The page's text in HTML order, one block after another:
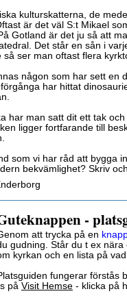
kulturskatterna, de
är det väl S:t Mikael
Gotland är det ju så att
Det står en sån i
så ser man oftast flera
någon som har sett en
har hittat
har man satt dit ett tak
ligger fortfarande till
som vi har råd att bygga
bekvämlighet? Skriv
-
att trycka på en
gudning. Står du t ex
kyrkan och en lista på
fungerar förstås
på Visit Hemse - klicka på